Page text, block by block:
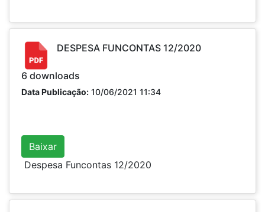
DESPESA FUNCONTAS 12/2020
6 downloads
Data Publicação: 10/06/2021 11:34
Baixar
Despesa Funcontas 12/2020